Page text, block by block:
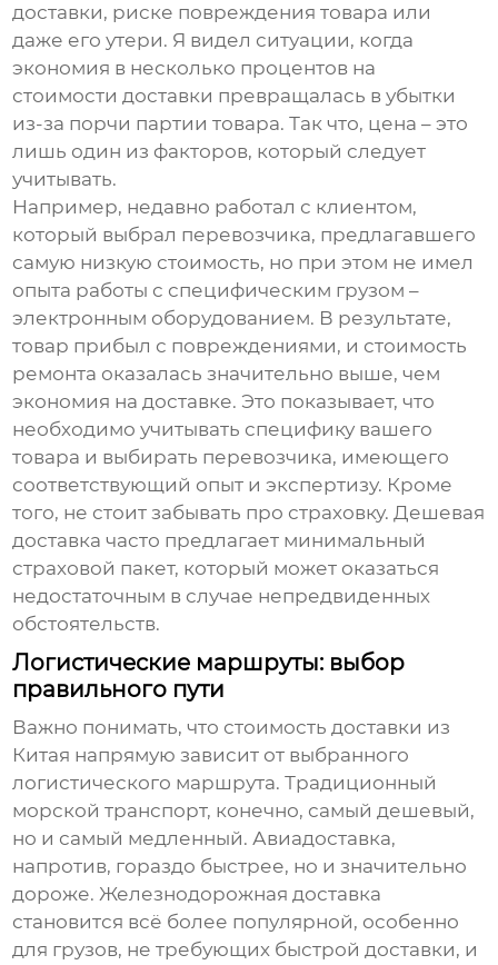
доставки, риске повреждения товара или
даже его утери. Я видел ситуации, когда
экономия в несколько процентов на
стоимости доставки превращалась в убытки
из-за порчи партии товара. Так что, цена – это
лишь один из факторов, который следует
учитывать.
Например, недавно работал с клиентом,
который выбрал перевозчика, предлагавшего
самую низкую стоимость, но при этом не имел
опыта работы с специфическим грузом –
электронным оборудованием. В результате,
товар прибыл с повреждениями, и стоимость
ремонта оказалась значительно выше, чем
экономия на доставке. Это показывает, что
необходимо учитывать специфику вашего
товара и выбирать перевозчика, имеющего
соответствующий опыт и экспертизу. Кроме
того, не стоит забывать про страховку. Дешевая
доставка часто предлагает минимальный
страховой пакет, который может оказаться
недостаточным в случае непредвиденных
обстоятельств.
Логистические маршруты: выбор
правильного пути
Важно понимать, что стоимостьдоставки из
Китая напрямую зависит от выбранного
логистического маршрута. Традиционный
морской транспорт, конечно, самый дешевый,
но и самый медленный. Авиадоставка,
напротив, гораздо быстрее, но и значительно
дороже. Железнодорожная доставка
становится всё более популярной, особенно
для грузов, не требующих быстрой доставки, и